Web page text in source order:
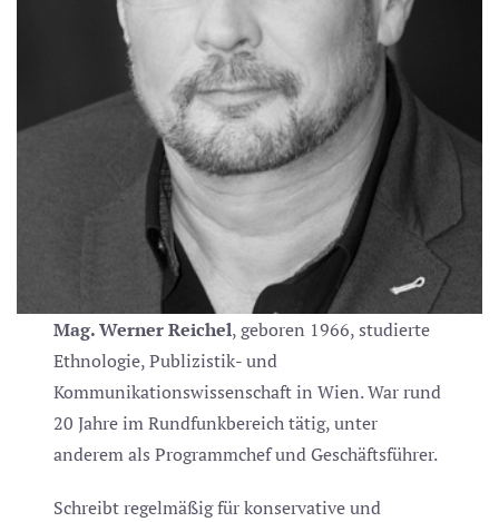
Mag. Werner Reichel, geboren 1966, studierte
Ethnologie, Publizistik- und
Kommunikationswissenschaft in Wien. War rund
20 Jahre im Rundfunkbereich tätig, unter
anderem als Programmchef und Geschäftsführer.
Schreibt regelmäßig für konservative und